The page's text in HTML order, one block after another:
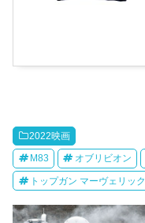
2022映画
M83 オブリビオン
トップガン マーヴェリック